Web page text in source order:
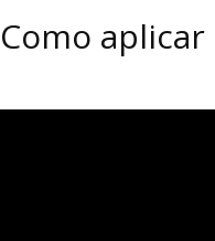
Como aplicar